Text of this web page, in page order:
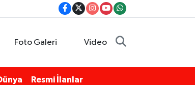
Foto Galeri Video
Resmi İlanlar